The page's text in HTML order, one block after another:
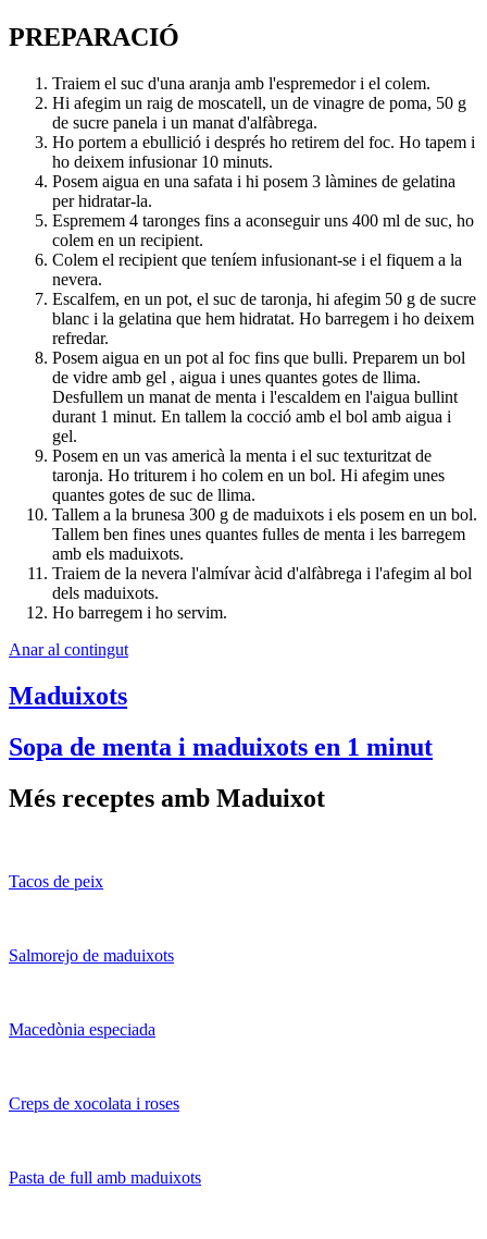
PREPARACIÓ
Traiem el suc d'una aranja amb l'espremedor i el colem.
Hi afegim un raig de moscatell, un de vinagre de poma, 50 g
de sucre panela i un manat d'alfàbrega.
Ho portem a ebullició i després ho retirem del foc. Ho tapem i
ho deixem infusionar 10 minuts.
Posem aigua en una safata i hi posem 3 làmines de gelatina
per hidratar-la.
Espremem 4 taronges fins a aconseguir uns 400 ml de suc, ho
colem en un recipient.
Colem el recipient que teníem infusionant-se i el fiquem a la
nevera.
Escalfem, en un pot, el suc de taronja, hi afegim 50 g de sucre
blanc i la gelatina que hem hidratat. Ho barregem i ho deixem
refredar.
Posem aigua en un pot al foc fins que bulli. Preparem un bol
de vidre amb gel , aigua i unes quantes gotes de llima.
Desfullem un manat de menta i l'escaldem en l'aigua bullint
durant 1 minut. En tallem la cocció amb el bol amb aigua i
gel.
Posem en un vas americà la menta i el suc texturitzat de
taronja. Ho triturem i ho colem en un bol. Hi afegim unes
quantes gotes de suc de llima.
Tallem a la brunesa 300 g de maduixots i els posem en un bol.
Tallem ben fines unes quantes fulles de menta i les barregem
amb els maduixots.
Traiem de la nevera l'almívar àcid d'alfàbrega i l'afegim al bol
dels maduixots.
Ho barregem i ho servim.
Anar al contingut
Maduixots
Sopa de menta i maduixots en 1 minut
Més receptes amb Maduixot
Tacos de peix
Salmorejo de maduixots
Macedònia especiada
Creps de xocolata i roses
Pasta de full amb maduixots